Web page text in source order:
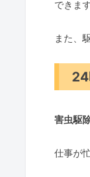
できます
また、
害虫駆
仕事が